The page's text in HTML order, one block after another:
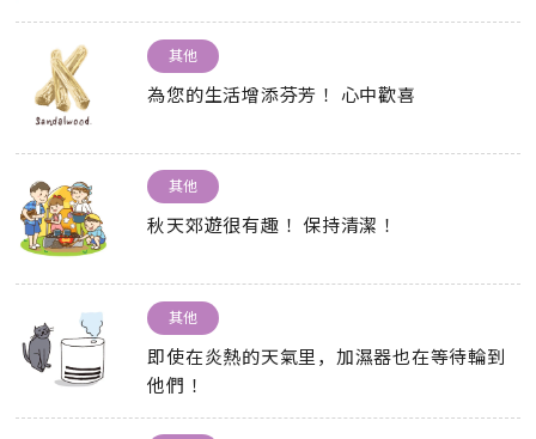
其他
為您的生活增添芬芳！ 心中歡喜
其他
秋天郊遊很有趣！ 保持清潔！
其他
即使在炎熱的天氣里，加濕器也在等待輪到
他們！